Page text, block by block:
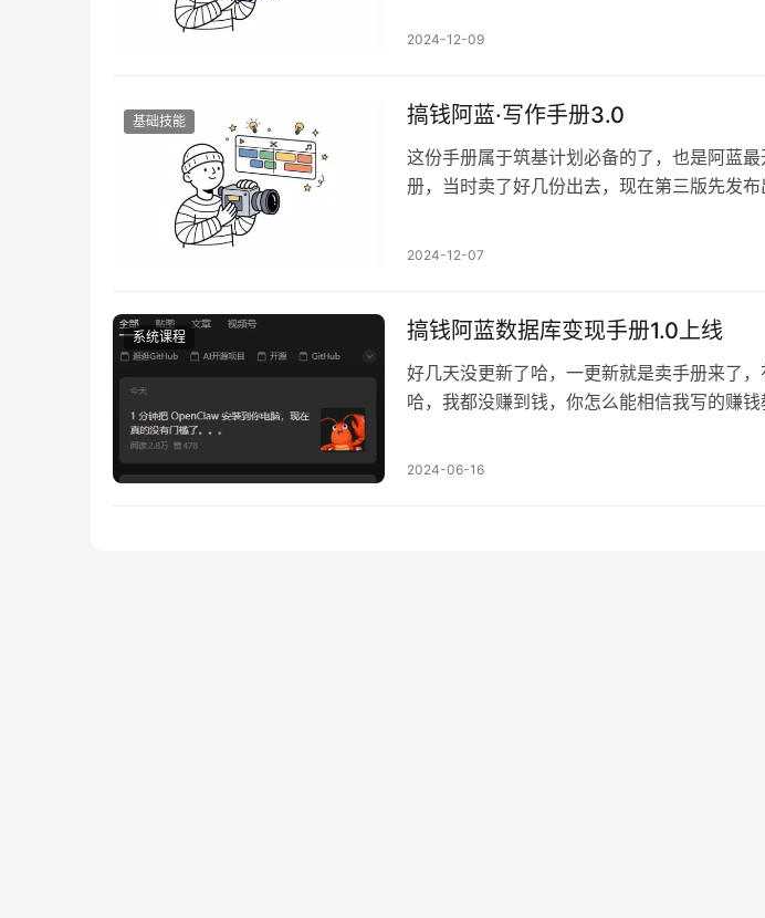
2024-12-09
基础技能 搞钱阿蓝·写作手册3.0
这份手册属于筑基计划必备的了，也是阿蓝
册，当时卖了好几份出去，现在第三版先发
2024-12-07
系统课程 搞钱阿蓝数据库变现手册1.0上线
好几天没更新了哈，一更新就是卖手册来了
哈，我都没赚到钱，你怎么能相信我写的赚
2024-06-16